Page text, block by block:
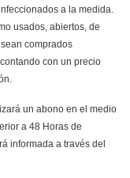
a la medida.
usados, abiertos, de
comprados
con un precio
un abono en el medio
a 48 Horas de
informada a través del